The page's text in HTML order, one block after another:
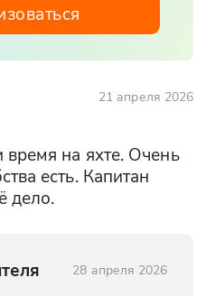
21 апреля 2026
на яхте. Очень
есть. Капитан
дело.
28 апреля 2026